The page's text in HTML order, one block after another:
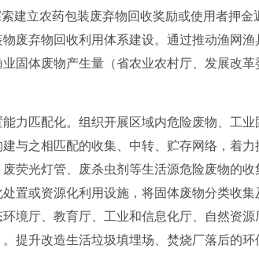
建立农药包装废弃物回收奖励或使用者押
废弃物回收利用体系建设。通过推动渔网
固体废物产生量（省农业农村厅、发展改
匹配化。组织开展区域内危险废物、工业
与之相匹配的收集、中转、贮存网络，着
荧光灯管、废杀虫剂等生活源危险废物的
置或资源化利用设施，将固体废物分类收
境厅、教育厅、工业和信息化厅、自然资
提升改造生活垃圾填埋场、焚烧厂落后的